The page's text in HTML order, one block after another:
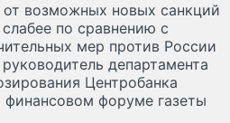
возможных новых санкций
по сравнению с
мер против России
руководитель департамента
Центробанка
форуме газеты